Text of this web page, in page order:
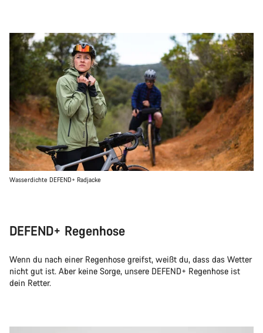
Wasserdichte DEFEND+ Radjacke
DEFEND+ Regenhose
Wenn du nach einer Regenhose greifst, weißt du, dass das Wetter
nicht gut ist. Aber keine Sorge, unsere DEFEND+ Regenhose ist
dein Retter.